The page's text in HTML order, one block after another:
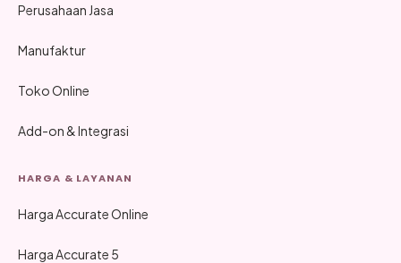
Perusahaan Jasa
Manufaktur
Toko Online
Add-on & Integrasi
HARGA & LAYANAN
Harga Accurate Online
Harga Accurate 5